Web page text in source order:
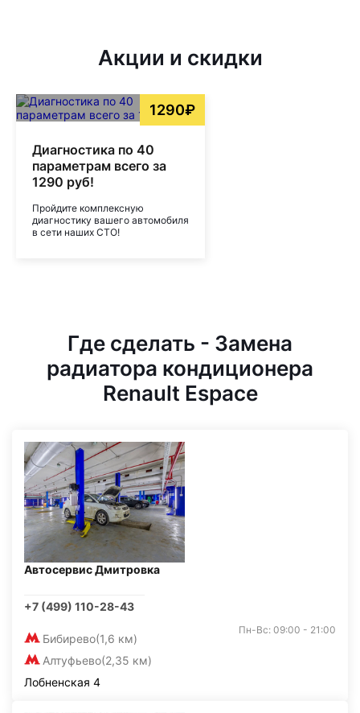
Акции и скидки
1290₽
Диагностика по 40
параметрам всего за
1290 руб!
Пройдите комплексную
диагностику вашего автомобиля
в сети наших СТО!
Где сделать - Замена
радиатора кондиционера
Renault Espace
Автосервис Дмитровка
+7 (499) 110-28-43
Бибирево(1,6 км)
Алтуфьево(2,35 км)
Пн-Вс: 09:00 - 21:00
Лобненская 4